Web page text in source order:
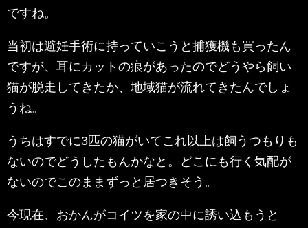
ですね。
当初は避妊手術に持っていこうと捕獲機も買ったん
ですが、耳にカットの痕があったのでどうやら飼い
猫が脱走してきたか、地域猫が流れてきたんでしょ
うね。
うちはすでに3匹の猫がいてこれ以上は飼うつもりも
ないのでどうしたもんかなと。どこにも行く気配が
ないのでこのままずっと居つきそう。
今現在、おかんがコイツを家の中に誘い込もうと